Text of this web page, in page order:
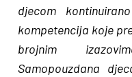
djecom
kompetencija koje
brojnim
Samopouzdana